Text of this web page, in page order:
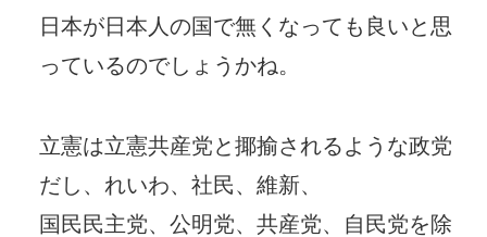
日本が日本人の国で無くなっても良いと思
っているのでしょうかね。
立憲は立憲共産党と揶揄されるような政党
だし、れいわ、社民、維新、
国民民主党、公明党、共産党、自民党を除